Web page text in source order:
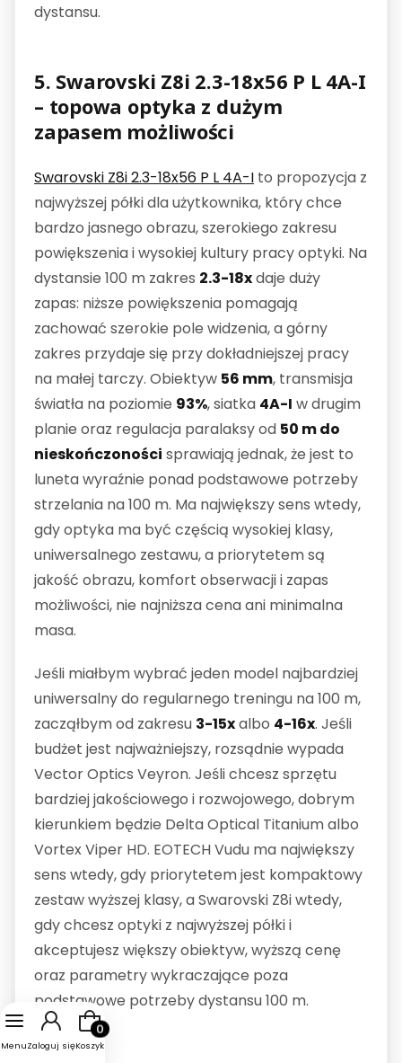
dystansu.
5. Swarovski Z8i 2.3-18x56 P L 4A-I
– topowa optyka z dużym
zapasem możliwości
Swarovski Z8i 2.3-18x56 P L 4A-I to propozycja z
najwyższej półki dla użytkownika, który chce
bardzo jasnego obrazu, szerokiego zakresu
powiększenia i wysokiej kultury pracy optyki. Na
dystansie 100 m zakres 2.3-18xdaje duży
zapas: niższe powiększenia pomagają
zachować szerokie pole widzenia, a górny
zakres przydaje się przy dokładniejszej pracy
na małej tarczy. Obiektyw 56 mm, transmisja
światła na poziomie 93%, siatka 4A-I w drugim
planie oraz regulacja paralaksy od 50 m do
nieskończoności sprawiają jednak, że jest to
luneta wyraźnie ponad podstawowe potrzeby
strzelania na 100 m. Ma największy sens wtedy,
gdy optyka ma być częścią wysokiej klasy,
uniwersalnego zestawu, a priorytetem są
jakość obrazu, komfort obserwacji i zapas
możliwości, nie najniższa cena ani minimalna
masa.
Jeśli miałbym wybrać jeden model najbardziej
uniwersalny do regularnego treningu na 100 m,
zacząłbym od zakresu 3-15xalbo 4-16x. Jeśli
budżet jest najważniejszy, rozsądnie wypada
Vector Optics Veyron. Jeśli chcesz sprzętu
bardziej jakościowego i rozwojowego, dobrym
kierunkiem będzie Delta Optical Titanium albo
Vortex Viper HD. EOTECH Vudu ma największy
sens wtedy, gdy priorytetem jest kompaktowy
zestaw wyższej klasy, a Swarovski Z8i wtedy,
gdy chcesz optyki z najwyższej półki i
akceptujesz większy obiektyw, wyższą cenę
oraz parametry wykraczające poza
podstawowe potrzeby dystansu 100 m.
MenuZaloguj się
Produkty w koszyku: 0. Zobacz szczegóły
Koszyk